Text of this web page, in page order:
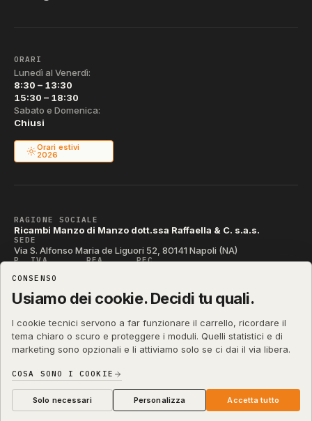
ORARI
Lunedì al Venerdì:
8:30 – 13:30
15:30 – 18:30
Sabato e Domenica:
Chiusi
Orari estivi
2026
RAGIONE SOCIALE
Ricambi Manzo di Manzo dott.ssa Raffaella & C. s.a.s.
SEDE
Via S. Alfonso Maria de Liguori 52, 80141 Napoli (NA)
P. IVA REA PEC
CODICE SDI
T04ZHR3
shop.manzoricambi.it©2001 – 2026
Privacy & Cookie·Termini
Preferenze cookie
CONSENSO
Usiamo dei cookie. Decidi tu quali.
I cookie tecnici servono a far funzionare il carrello, ricordare il
tema chiaro o scuro e proteggere i moduli. Quelli statistici e di
marketing sono opzionali e li attiviamo solo se ci dai il via libera.
COSA SONO I COOKIE
Solo necessari Personalizza Accetta tutto